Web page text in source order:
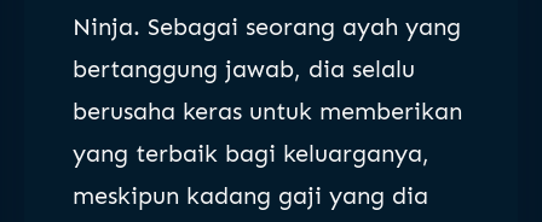
Ninja. Sebagai seorang ayah yang
bertanggung jawab, dia selalu
berusaha keras untuk memberikan
yang terbaik bagi keluarganya,
meskipun kadang gaji yang dia